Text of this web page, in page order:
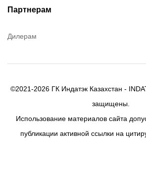
Партнерам
Дилерам
©2021-2026 ГК Индатэк Казахстан -
защищены.
Использование материалов сайта
публикации активной ссылки на